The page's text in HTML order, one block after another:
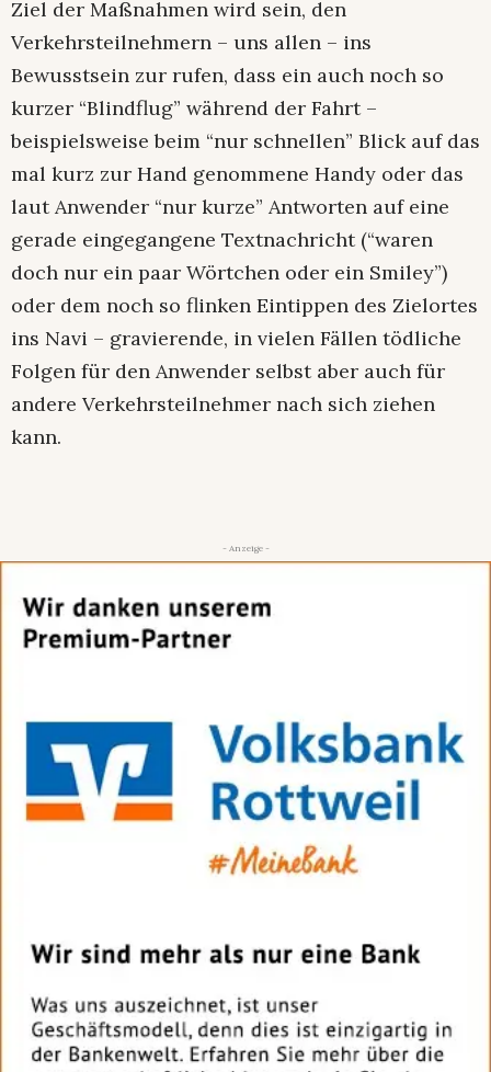
Ziel der Maßnahmen wird sein, den
Verkehrsteilnehmern – uns allen – ins
Bewusstsein zur rufen, dass ein auch noch so
kurzer “Blindflug” während der Fahrt –
beispielsweise beim “nur schnellen” Blick auf das
mal kurz zur Hand genommene Handy oder das
laut Anwender “nur kurze” Antworten auf eine
gerade eingegangene Textnachricht (“waren
doch nur ein paar Wörtchen oder ein Smiley”)
oder dem noch so flinken Eintippen des Zielortes
ins Navi – gravierende, in vielen Fällen tödliche
Folgen für den Anwender selbst aber auch für
andere Verkehrsteilnehmer nach sich ziehen
kann.
- Anzeige -